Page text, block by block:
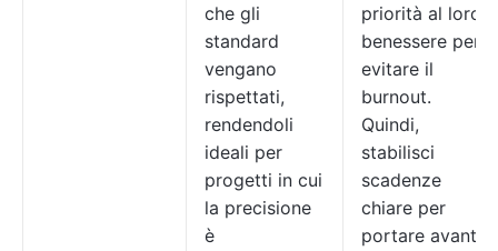
che gli
standard
vengano
rispettati,
rendendoli
ideali per
progetti in cui
la precisione
è
priorità al loro
benessere per
evitare il
burnout.
Quindi,
stabilisci
scadenze
chiare per
portare avanti